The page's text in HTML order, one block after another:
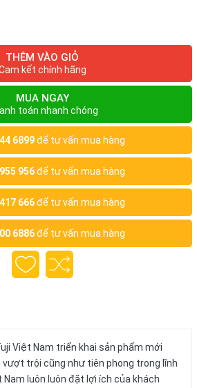
THÊM VÀO GIỎ
kết chính hãng
MUA NGAY
toán nhanh chóng
6899để tư vấn mua hàng
956để tư vấn mua hàng
666để tư vấn mua hàng
6886để tư vấn mua hàng
Việt Nam triển khai sản phẩm mới
vượt trội cũng như tiên phong trong lĩnh
Nam luôn luôn đặt lợi ích của khách